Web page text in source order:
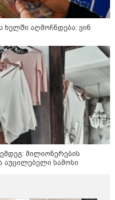
ხელში აღმოჩნდება: ვინ
მილიონერების
აუცილებელი სამოსი